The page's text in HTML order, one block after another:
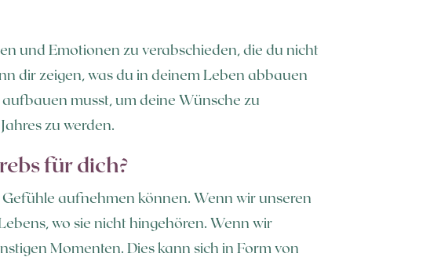
und Emotionen zu verabschieden, die du nicht
dir zeigen, was du in deinem Leben abbauen
musst, um deine Wünsche zu
zu werden.
für dich?
aufnehmen können. Wenn wir unseren
wo sie nicht hingehören. Wenn wir
Momenten. Dies kann sich in Form von